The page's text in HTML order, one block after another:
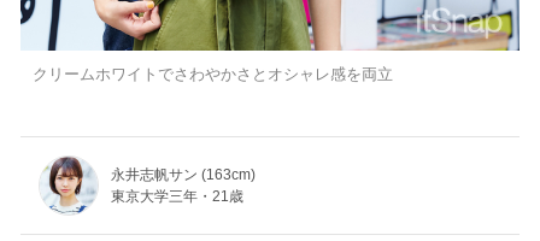
クリームホワイトでさわやかさとオシャレ感を両立
永井志帆サン (163cm)
東京大学三年・21歳